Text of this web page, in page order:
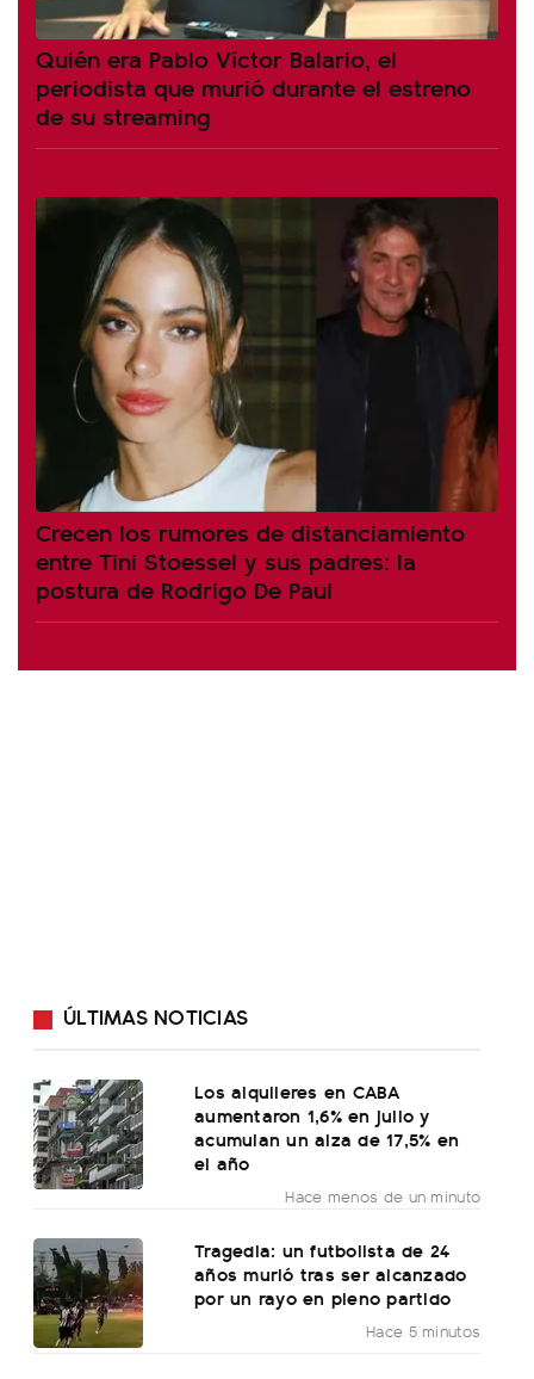
Quién era Pablo Víctor Balario, el
periodista que murió durante el estreno
de su streaming
Crecen los rumores de distanciamiento
entre Tini Stoessel y sus padres: la
postura de Rodrigo De Paul
ÚLTIMAS NOTICIAS
Los alquileres en CABA
aumentaron 1,6% en julio y
acumulan un alza de 17,5% en
el año
Hace menos de un minuto
Tragedia: un futbolista de 24
años murió tras ser alcanzado
por un rayo en pleno partido
Hace 5 minutos